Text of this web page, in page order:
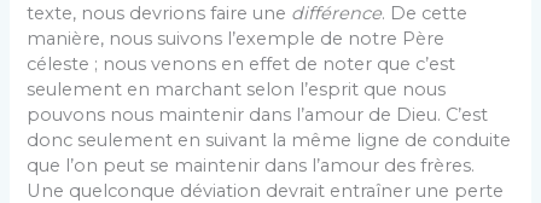
texte, nous devrions faire une différence. De cette
manière, nous suivons l’exemple de notre Père
céleste ; nous venons en effet de noter que c’est
seulement en marchant selon l’esprit que nous
pouvons nous maintenir dans l’amour de Dieu. C’est
donc seulement en suivant la même ligne de conduite
que l’on peut se maintenir dans l’amour des frères.
Une quelconque déviation devrait entraîner une perte